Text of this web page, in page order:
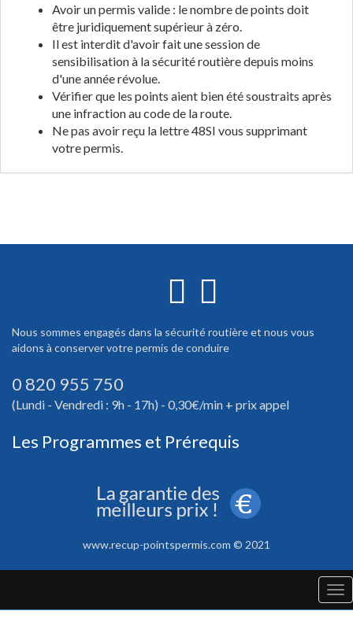
Avoir un permis valide : le nombre de points doit
être juridiquement supérieur à zéro.
Il est interdit d'avoir fait une session de
sensibilisation à la sécurité routière depuis moins
d'une année révolue.
Vérifier que les points aient bien été soustraits après
une infraction au code de la route.
Ne pas avoir reçu la lettre 48SI vous supprimant
votre permis.
Nous sommes engagés dans la sécurité routière et nous vous
aidons à conserver votre permis de conduire
0 820 955 750
(Lundi - Vendredi : 9h - 17h) - 0,30€/min + prix appel
Les Programmes et Prérequis
www.recup-pointspermis.com © 2021